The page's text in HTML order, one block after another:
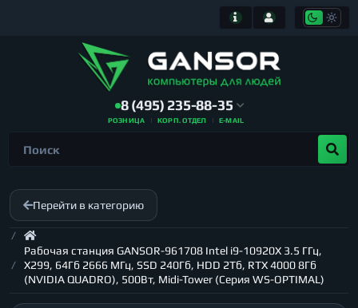
8 (495) 235-88-35
РОЗНИЦА КОРП. ОТДЕЛ E-MAIL
Перейти в категорию
Рабочая станция GANSOR-961708 Intel i9-10920X 3.5 ГГц,
X299, 64Гб 2666 МГц, SSD 240Гб, HDD 2Тб, RTX 4000 8Гб
(NVIDIA QUADRO), 500Вт, Midi-Tower (Серия WS-OPTIMAL)